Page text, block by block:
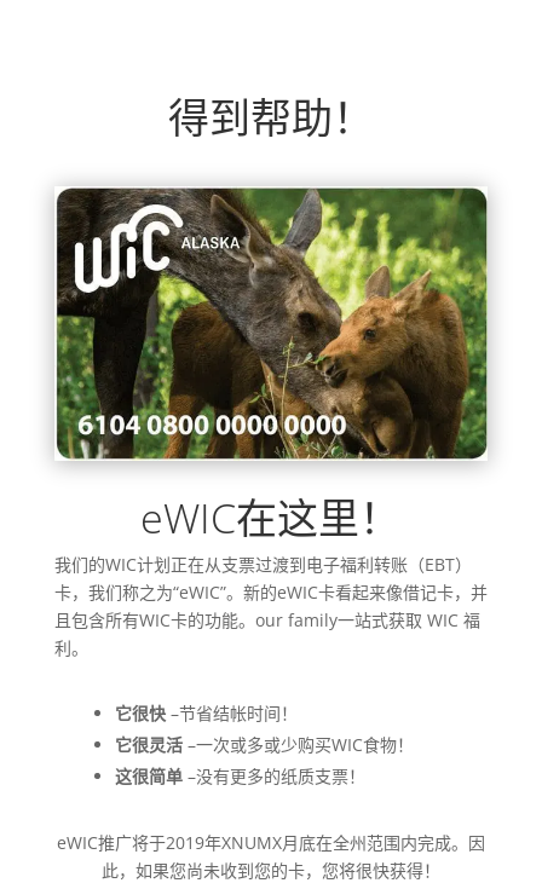
得到帮助！
eWIC在这里！
我们的WIC计划正在从支票过渡到电子福利转账（EBT）
卡，我们称之为“eWIC”。新的eWIC卡看起来像借记卡，并
且包含所有WIC卡的功能。our family一站式获取 WIC 福
利。
它很快–节省结帐时间！
它很灵活–一次或多或少购买WIC食物！
这很简单–没有更多的纸质支票！
eWIC推广将于2019年XNUMX月底在全州范围内完成。因
此，如果您尚未收到您的卡，您将很快获得！